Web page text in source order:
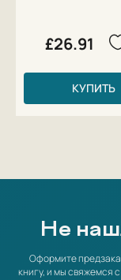
£26.91
КУПИТЬ
Не
Оформите
книгу, и мы свяжемся